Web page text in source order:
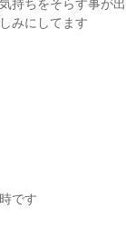
気持ちをそらす事が出
みにしてます
です